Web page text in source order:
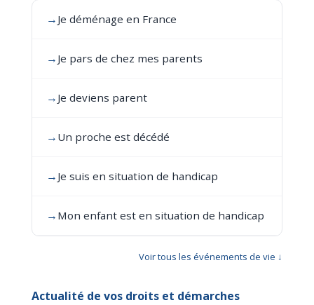
→ Je déménage en France
→ Je pars de chez mes parents
→ Je deviens parent
→ Un proche est décédé
→ Je suis en situation de handicap
→ Mon enfant est en situation de handicap
Voir tous les événements de vie ↓
Actualité de vos droits et démarches